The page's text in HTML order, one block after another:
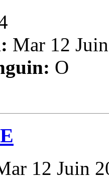
Mar 12
O
12 Juin